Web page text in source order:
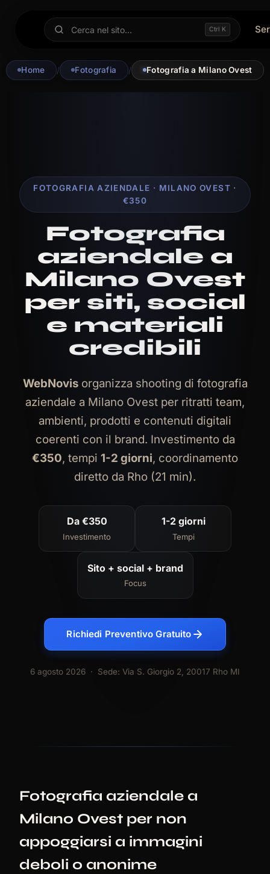
Ctrl K
Home / Fotografia / Fotografia a Milano Ovest
FOTOGRAFIA AZIENDALE · MILANO OVEST ·
€350
Fotografia
aziendale a
Milano Ovest
per siti, social
e materiali
credibili
WebNovisorganizza shooting di fotografia
aziendale a Milano Ovest per ritratti team,
ambienti, prodotti e contenuti digitali
coerenti con il brand. Investimento da
€350, tempi 1-2 giorni, coordinamento
diretto da Rho (21 min).
Da €350
Investimento
1-2 giorni
Tempi
Sito + social + brand
Focus
Richiedi Preventivo Gratuito
6 agosto 2026 · Sede: Via S. Giorgio 2, 20017 Rho MI
Fotografia aziendale a
Milano Ovest per non
appoggiarsi a immagini
deboli o anonime